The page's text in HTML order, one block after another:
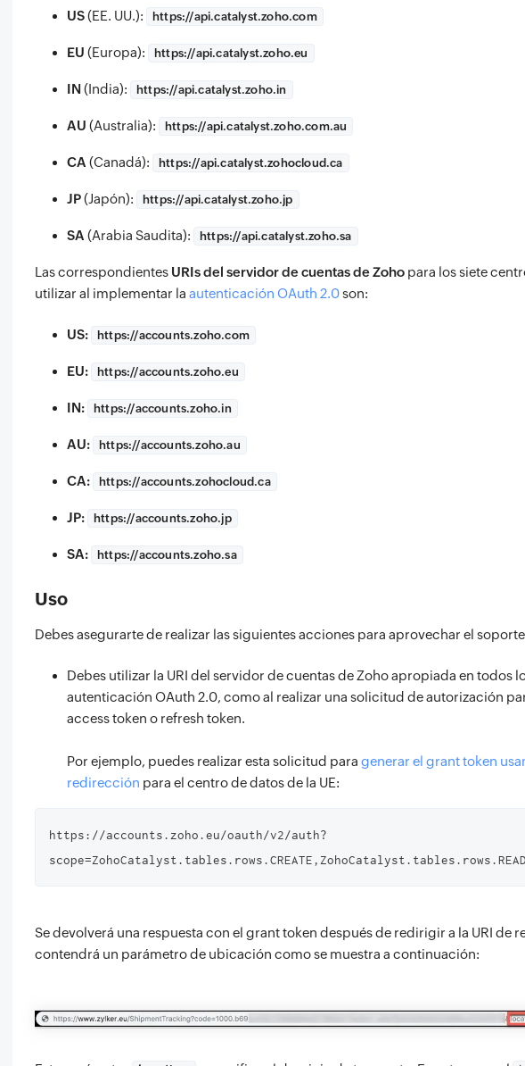
US(EE. UU.): https://api.catalyst.zoho.com
EU (Europa): https://api.catalyst.zoho.eu
IN(India): https://api.catalyst.zoho.in
AU (Australia): https://api.catalyst.zoho.com.au
CA (Canadá): https://api.catalyst.zohocloud.ca
JP(Japón): https://api.catalyst.zoho.jp
SA (Arabia Saudita): https://api.catalyst.zoho.sa
Las correspondientes URIs del servidor de cuentas de Zoho para los siete
utilizar al implementar la autenticación OAuth 2.0son:
US: https://accounts.zoho.com
EU: https://accounts.zoho.eu
IN: https://accounts.zoho.in
AU: https://accounts.zoho.au
CA: https://accounts.zohocloud.ca
JP: https://accounts.zoho.jp
SA: https://accounts.zoho.sa
Uso
Debes asegurarte de realizar las siguientes acciones para aprovechar el
Debes utilizar la URI del servidor de cuentas de Zoho apropiada en todos
autenticación OAuth 2.0, como al realizar una solicitud de autorización
access token o refresh token.
Por ejemplo, puedes realizar esta solicitud para generar el grant token
redirección para el centro de datos de la UE:
https://accounts.zoho.eu/oauth/v2/auth?
Se devolverá una respuesta con el grant token después de redirigir a la URI de
contendrá un parámetro de ubicación como se muestra a continuación: